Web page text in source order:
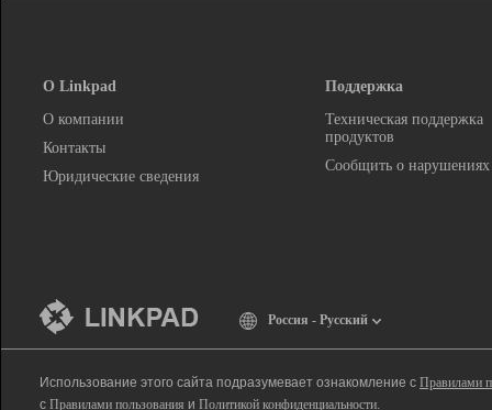
О Linkpad
О компании
Контакты
Юридические сведения
Поддержка
Техническая поддержка
продуктов
Сообщить о нарушениях
Россия - Русский
Использование этого сайта подразумевает ознакомление с Правилами
с Правилами пользования и Политикой конфиденциальности.